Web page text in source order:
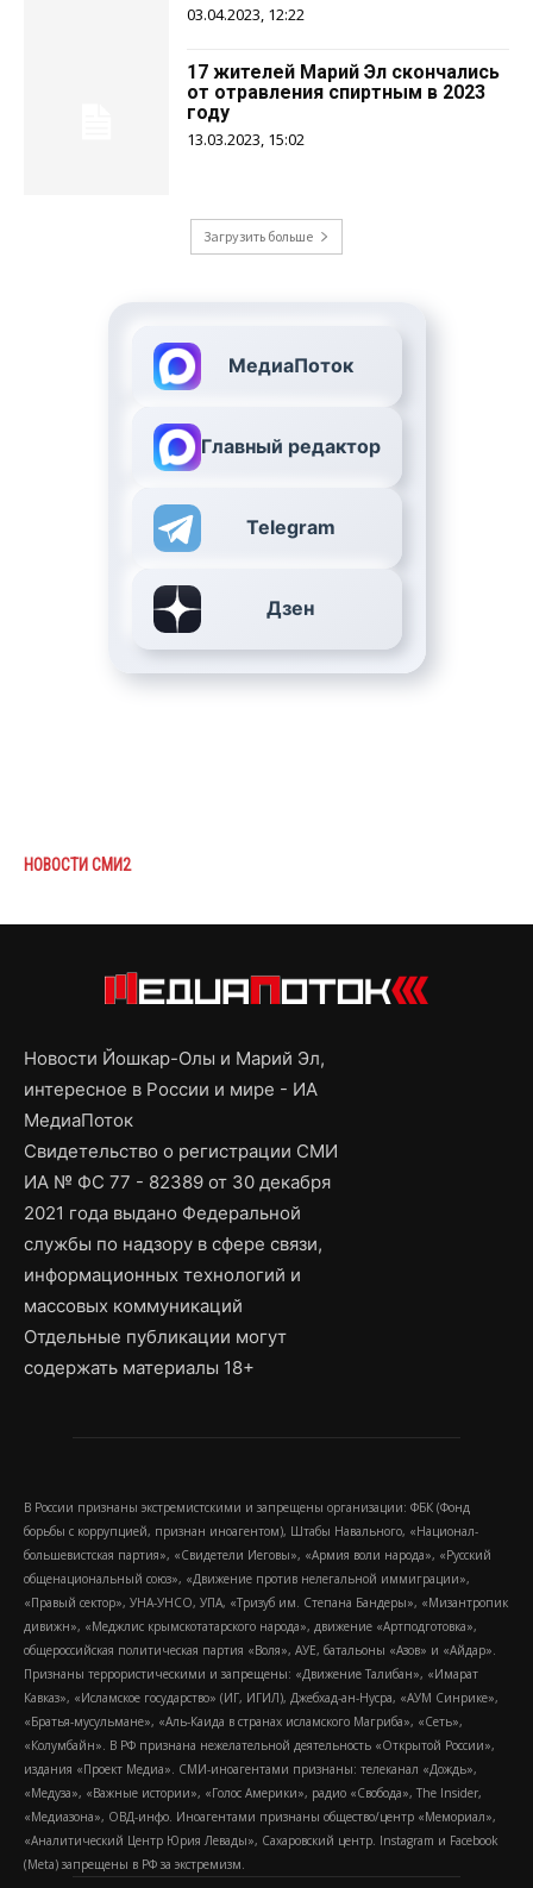
03.04.2023, 12:22
17 жителей Марий Эл скончались
от отравления спиртным в 2023
году
13.03.2023, 15:02
Загрузить больше
МедиаПоток
Главный редактор
Telegram
Дзен
НОВОСТИ СМИ2
Новости Йошкар-Олы и Марий Эл,
интересное в России и мире - ИА
МедиаПоток
Свидетельство о регистрации СМИ
ИА № ФС 77 - 82389 от 30 декабря
2021 года выдано Федеральной
службы по надзору в сфере связи,
информационных технологий и
массовых коммуникаций
Отдельные публикации могут
содержать материалы 18+
В России признаны экстремистскими и запрещены организации: ФБК (Фонд
борьбы с коррупцией, признан иноагентом), Штабы Навального, «Национал-
большевистская партия», «Свидетели Иеговы», «Армия воли народа», «Русский
общенациональный союз», «Движение против нелегальной иммиграции»,
«Правый сектор», УНА-УНСО, УПА, «Тризуб им. Степана Бандеры», «Мизантропик
дивижн», «Меджлис крымскотатарского народа», движение «Артподготовка»,
общероссийская политическая партия «Воля», АУЕ, батальоны «Азов» и «Айдар».
Признаны террористическими и запрещены: «Движение Талибан», «Имарат
Кавказ», «Исламское государство» (ИГ, ИГИЛ), Джебхад-ан-Нусра, «АУМ Синрике»,
«Братья-мусульмане», «Аль-Каида в странах исламского Магриба», «Сеть»,
«Колумбайн». В РФ признана нежелательной деятельность «Открытой России»,
издания «Проект Медиа». СМИ-иноагентами признаны: телеканал «Дождь»,
«Медуза», «Важные истории», «Голос Америки», радио «Свобода», The Insider,
«Медиазона», ОВД-инфо. Иноагентами признаны общество/центр «Мемориал»,
«Аналитический Центр Юрия Левады», Сахаровский центр. Instagram и Facebook
(Metа) запрещены в РФ за экстремизм.